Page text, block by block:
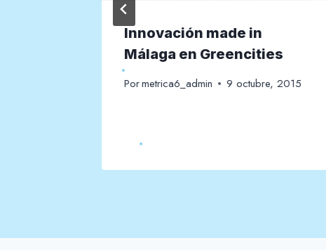
Innovación made in
Málaga en Greencities
Pormetrica6_admin 9 octubre, 2015